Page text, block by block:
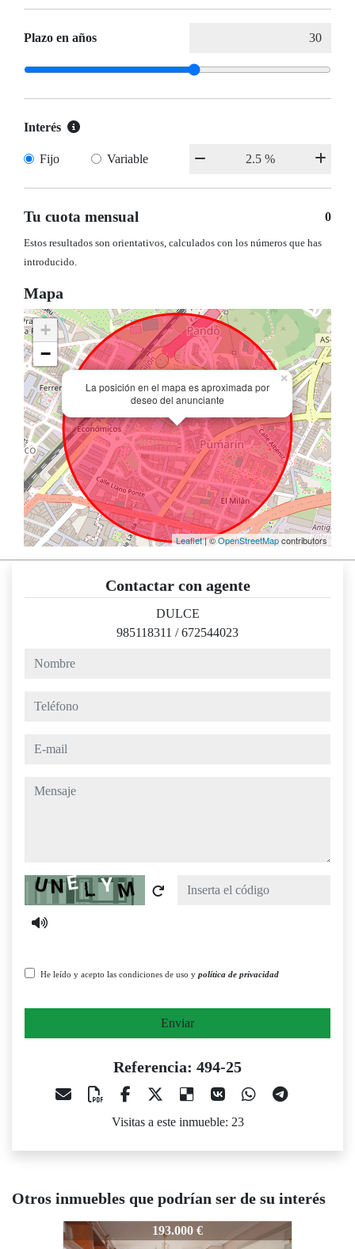
Plazo en años
Interés
Fijo Variable
Tu cuota mensual 0
Estos resultados son orientativos, calculados con los números que has
introducido.
Mapa
La posición en el mapa es aproximada por
deseo del anunciante
×
+
−
Leaflet| ©OpenStreetMapcontributors
Contactar con agente
DULCE
985118311 /672544023
nombre
teléfono
e-mail
mensaje
Captcha
He leído y acepto las condiciones de uso y política de privacidad
Enviar
Referencia: 494-25
Visitas a este inmueble: 23
Otros inmuebles que podrían ser de su interés
193.000 €
494-25 110.000 €